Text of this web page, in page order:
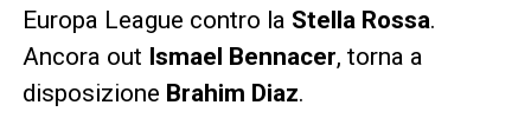
Europa League contro la Stella Rossa.
Ancora out Ismael Bennacer, torna a
disposizione Brahim Diaz.